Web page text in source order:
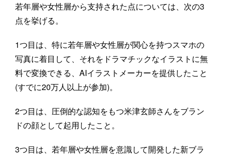
若年層や女性層から支持された点については、次の3
点を挙げる。
1つ目は、特に若年層や女性層が関心を持つスマホの
写真に着目して、それをドラマチックなイラストに無
料で変換できる、AIイラストメーカーを提供したこと
(すでに20万人以上が参加)。
2つ目は、圧倒的な認知をもつ米津玄師さんをブラン
ドの顔として起用したこと。
3つ目は、若年層や女性層を意識して開発した新ブラ